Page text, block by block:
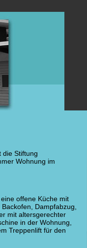
die Stiftung
Wohnung im
offene Küche mit
Dampfabzug,
mit altersgerechter
in der Wohnung,
Treppenlift für den